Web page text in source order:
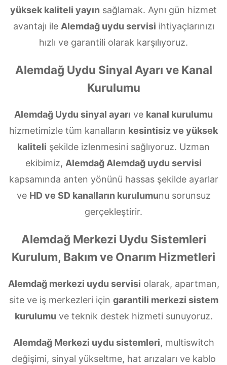
yüksek kaliteli yayın sağlamak. Aynı gün hizmet
avantajı ile Alemdağ uydu servisi ihtiyaçlarınızı
hızlı ve garantili olarak karşılıyoruz.
Alemdağ Uydu Sinyal Ayarı ve Kanal
Kurulumu
Alemdağ Uydu sinyal ayarı ve kanal kurulumu
hizmetimizle tüm kanalların kesintisiz ve yüksek
kaliteli şekilde izlenmesini sağlıyoruz. Uzman
ekibimiz, Alemdağ Alemdağ uydu servisi
kapsamında anten yönünü hassas şekilde ayarlar
ve HD ve SD kanalların kurulumunu sorunsuz
gerçekleştirir.
Alemdağ Merkezi Uydu Sistemleri
Kurulum, Bakım ve Onarım Hizmetleri
Alemdağ merkezi uydu servisi olarak, apartman,
site ve iş merkezleri için garantili merkezi sistem
kurulumu ve teknik destek hizmeti sunuyoruz.
Alemdağ Merkezi uydu sistemleri, multiswitch
değişimi, sinyal yükseltme, hat arızaları ve kablo